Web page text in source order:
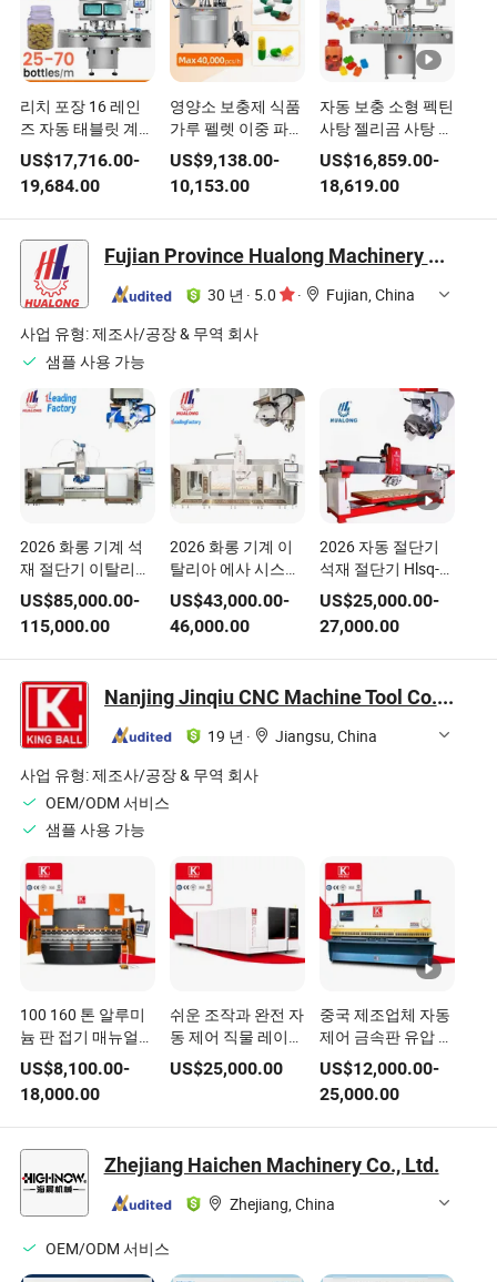
리치 포장 16 레인
즈 자동 태블릿 계수
기 자동 캡슐 충전
병입 기계 병 캡슐
계수기
US$17,716.00-
19,684.00
영양소 보충제 식품
가루 펠렛 이중 파종
반자동 캡슐 충전기
제작 기계 장비 반자
동 캡슐 충전기
US$9,138.00-
10,153.00
자동 보충 소형 펙틴
사탕 젤리곰 사탕 충
전 카운터 병 충전
및 계수 기계
US$16,859.00-
18,619.00
Fujian Province Hualong Machinery Co., Ltd.
30 년 · 5.0 ·
Fujian, China
사업 유형:제조사/공장 & 무역 회사
샘플 사용 가능
2026 화롱 기계 석
재 절단기 이탈리아
시스템 자동 다기능
소우젯 워터젯 5 축
CNC 화강암 대리석
브리지 절단기 및 워
터젯 미국에서
US$85,000.00-
115,000.00
2026 화롱 기계 이
탈리아 에사 시스템
자동 프로그램 소프
트웨어 석재 절단
Machin5 축 CNC 브
리지 톱 기계 대리
작 미국에서
US$43,000.00-
46,000.00
2026 자동 절단기
석재 절단기 Hlsq-
450 대리석 화강암
석영 블록
US$25,000.00-
27,000.00
Nanjing Jinqiu CNC Machine Tool Co., Ltd.
19 년 ·
Jiangsu, China
사업 유형:제조사/공장 & 무역 회사
OEM/ODM 서비스
샘플 사용 가능
100 160 톤 알루미
늄 판 접기 매뉴얼
자동 CNC Nc
4+1axis 6 1 유압 시
트 벤더 섹션 중국
금속 강철 전문 프레
스 브레이크 벤딩 머
신
US$8,100.00-
18,000.00
쉬운 조작과 완전 자
동 제어 직물 레이저
절단기 서비스 제공
US$25,000.00
중국 제조업체 자동
제어 금속판 유압 스
윙 빔 절단기
US$12,000.00-
25,000.00
Zhejiang Haichen Machinery Co., Ltd.
Zhejiang, China
OEM/ODM 서비스